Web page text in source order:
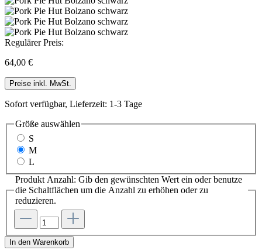
Regulärer Preis:
64,00 €
Preise inkl. MwSt.
Sofort verfügbar, Lieferzeit: 1-3 Tage
Größe auswählen
S
M
L
Produkt Anzahl: Gib den gewünschten Wert ein oder benutze
die Schaltflächen um die Anzahl zu erhöhen oder zu
reduzieren.
In den Warenkorb